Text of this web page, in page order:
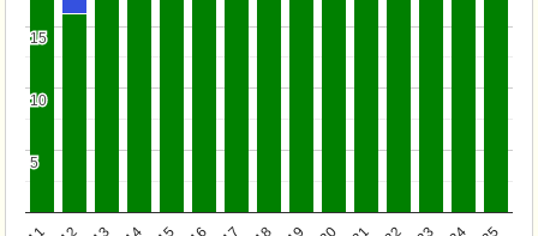
5
5
10
10
15
15